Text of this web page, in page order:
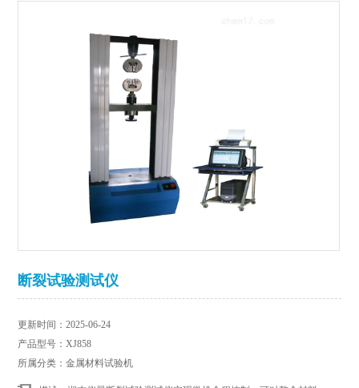
断裂试验测试仪
更新时间：2025-06-24
产品型号：XJ858
所属分类：金属材料试验机